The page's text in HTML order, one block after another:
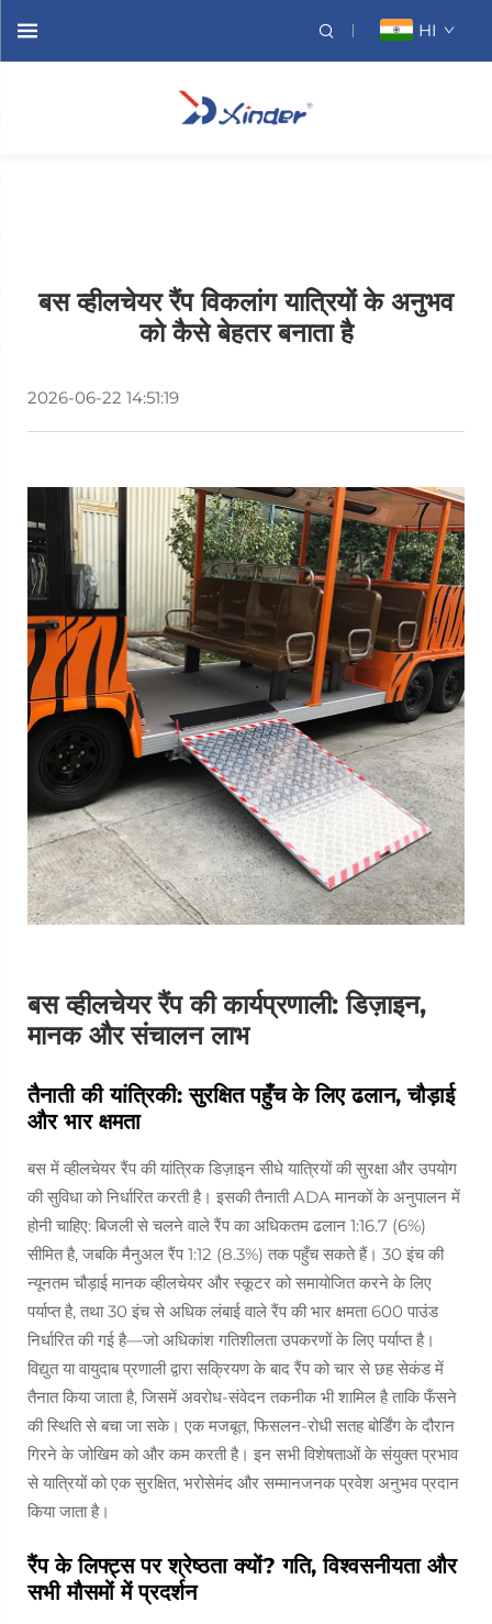
HI
बस व्हीलचेयर रैंप विकलांग यात्रियों के अनुभव
को कैसे बेहतर बनाता है
2026-06-22 14:51:19
बस व्हीलचेयर रैंप की कार्यप्रणाली: डिज़ाइन,
मानक और संचालन लाभ
तैनाती की यांत्रिकी: सुरक्षित पहुँच के लिए ढलान, चौड़ाई
और भार क्षमता
बस में व्हीलचेयर रैंप की यांत्रिक डिज़ाइन सीधे यात्रियों की सुरक्षा और उपयोग
की सुविधा को निर्धारित करती है। इसकी तैनाती ADA मानकों के अनुपालन में
होनी चाहिए: बिजली से चलने वाले रैंप का अधिकतम ढलान 1:16.7 (6%)
सीमित है, जबकि मैनुअल रैंप 1:12 (8.3%) तक पहुँच सकते हैं। 30 इंच की
न्यूनतम चौड़ाई मानक व्हीलचेयर और स्कूटर को समायोजित करने के लिए
पर्याप्त है, तथा 30 इंच से अधिक लंबाई वाले रैंप की भार क्षमता 600 पाउंड
निर्धारित की गई है—जो अधिकांश गतिशीलता उपकरणों के लिए पर्याप्त है।
विद्युत या वायुदाब प्रणाली द्वारा सक्रियण के बाद रैंप को चार से छह सेकंड में
तैनात किया जाता है, जिसमें अवरोध-संवेदन तकनीक भी शामिल है ताकि फँसने
की स्थिति से बचा जा सके। एक मजबूत, फिसलन-रोधी सतह बोर्डिंग के दौरान
गिरने के जोखिम को और कम करती है। इन सभी विशेषताओं के संयुक्त प्रभाव
से यात्रियों को एक सुरक्षित, भरोसेमंद और सम्मानजनक प्रवेश अनुभव प्रदान
किया जाता है।
रैंप के लिफ्ट्स पर श्रेष्ठता क्यों? गति, विश्वसनीयता और
सभी मौसमों में प्रदर्शन